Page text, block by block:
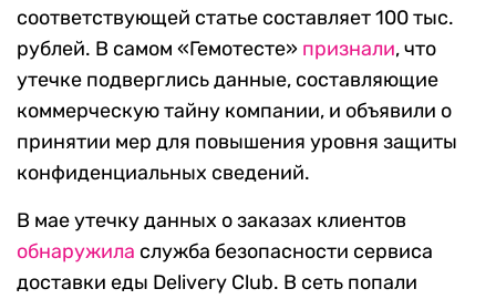
соответствующей статье составляет 100 тыс.
рублей. В самом «Гемотесте» признали, что
утечке подверглись данные, составляющие
коммерческую тайну компании, и объявили о
принятии мер для повышения уровня защиты
конфиденциальных сведений.
В мае утечку данных о заказах клиентов
обнаружила служба безопасности сервиса
доставки еды Delivery Club. В сеть попали